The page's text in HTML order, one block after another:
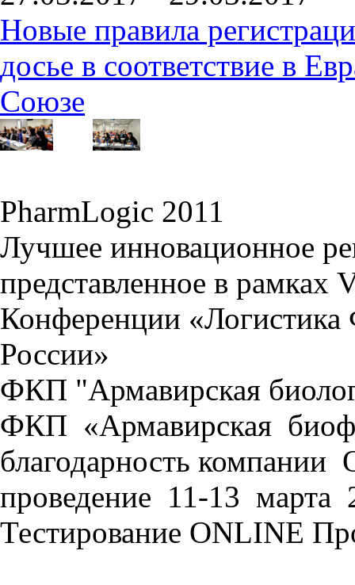
Новые правила
досье в соответствие в
Союзе
PharmLogic 2011
Лучшее инновационное
представленное в
Конференции «Логистика
России»
ФКП "Армавирская
ФКП «Армавирская
благодарность
проведение 11-13 марта
Тестирование ONLINE